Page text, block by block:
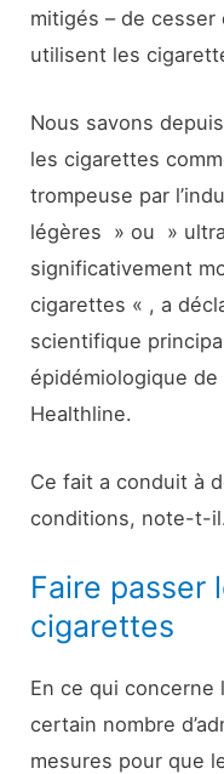
mitigés – de
utilisent les
Nous savons
les cigarettes
trompeuse par
légères » ou »
significativement
cigarettes « , a
scientifique
épidémiologique de
Healthline.
Ce fait a conduit à
conditions, note-t-il.
Faire passer
cigarettes
En ce qui concerne
certain nombre
mesures pour que